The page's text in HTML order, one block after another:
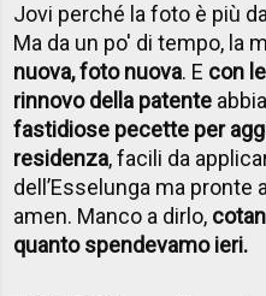
Jovi perché la foto è più
Ma da un po' di tempo, la
nuova, foto nuova. E con
rinnovo della patente
fastidiose pecette per
residenza, facili da
dell’Esselunga ma pronte
amen. Manco a dirlo,
quanto spendevamo ieri.